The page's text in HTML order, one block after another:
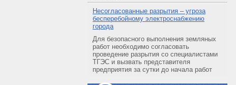
Несогласованные разрытия – угроза
бесперебойному электроснабжению
города
Для безопасного выполнения земляных
работ необходимо согласовать
проведение разрытия со специалистами
ТГЭС и вызвать представителя
предприятия за сутки до начала работ